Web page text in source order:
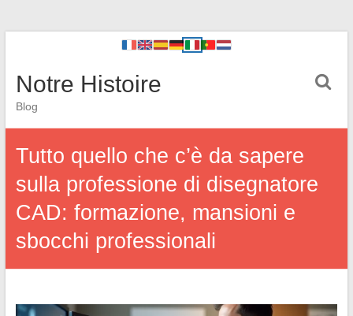
Notre Histoire
Blog
Tutto quello che c’è da sapere
sulla professione di disegnatore
CAD: formazione, mansioni e
sbocchi professionali